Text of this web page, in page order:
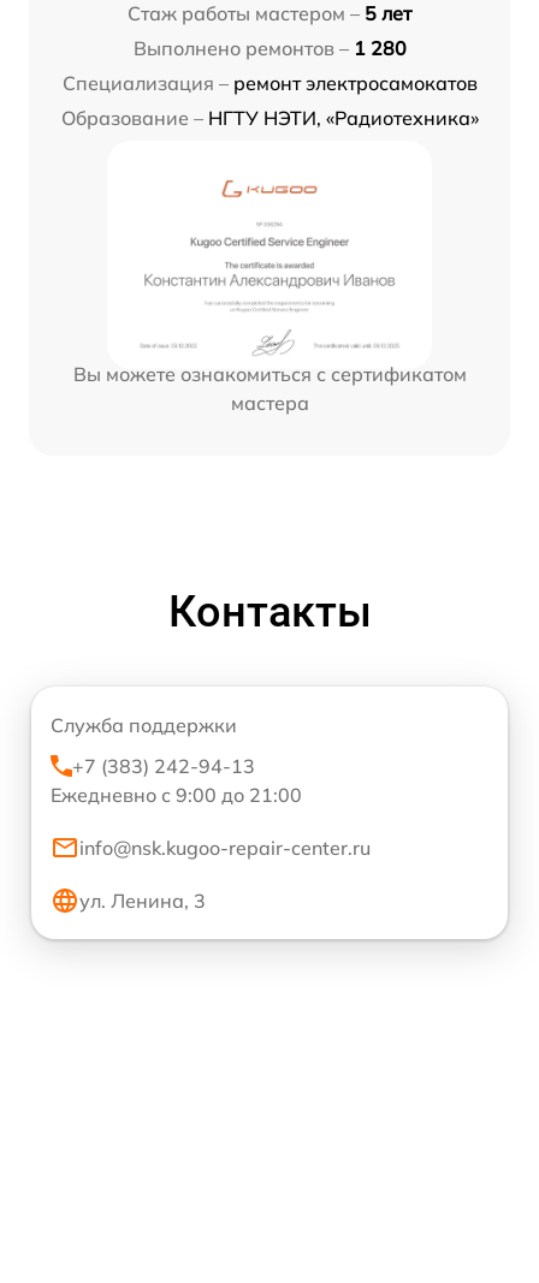
Стаж работы мастером – 5 лет
Выполнено ремонтов – 1 280
Специализация – ремонт электросамокатов
Образование – НГТУ НЭТИ, «Радиотехника»
Вы можете ознакомиться с сертификатом
мастера
Контакты
Служба поддержки
+7 (383) 242-94-13
Ежедневно с 9:00 до 21:00
info@nsk.kugoo-repair-center.ru
ул. Ленина, 3